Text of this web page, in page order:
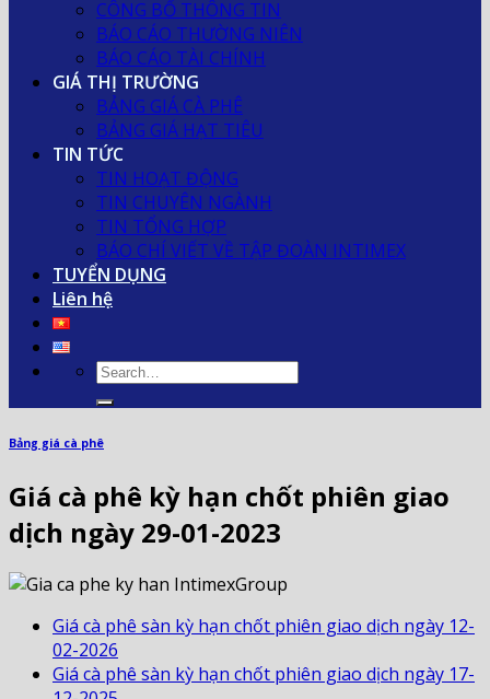
CÔNG BỐ THÔNG TIN
BÁO CÁO THƯỜNG NIÊN
BÁO CÁO TÀI CHÍNH
GIÁ THỊ TRƯỜNG
BẢNG GIÁ CÀ PHÊ
BẢNG GIÁ HẠT TIÊU
TIN TỨC
TIN HOẠT ĐỘNG
TIN CHUYÊN NGÀNH
TIN TỔNG HỢP
BÁO CHÍ VIẾT VỀ TẬP ĐOÀN INTIMEX
TUYỂN DỤNG
Liên hệ
Bảng giá cà phê
Giá cà phê kỳ hạn chốt phiên giao
dịch ngày 29-01-2023
Giá cà phê sàn kỳ hạn chốt phiên giao dịch ngày 12-
02-2026
Giá cà phê sàn kỳ hạn chốt phiên giao dịch ngày 17-